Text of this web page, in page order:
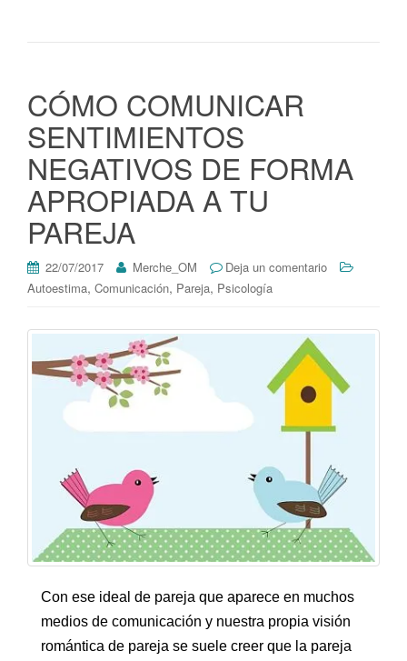
CÓMO COMUNICAR
SENTIMIENTOS
NEGATIVOS DE FORMA
APROPIADA A TU
PAREJA
22/07/2017 Merche_OM
Deja un comentario
Autoestima, Comunicación, Pareja, Psicología
Con ese ideal de pareja que aparece en muchos
medios de comunicación y nuestra propia visión
romántica de pareja se suele creer que la pareja